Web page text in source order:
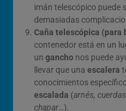
imán telescópico puede
demasiadas
Caña telescópica (para
contenedor está en un
un ganchonos puede
llevar que una escalera
conocimientos
escalada (arnés,
chapar…).